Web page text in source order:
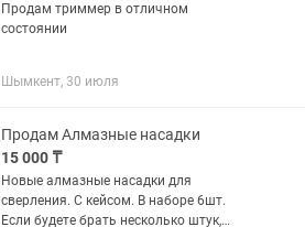
Продам триммер в отличном
состоянии
Шымкент, 30 июля
Продам Алмазные насадки
15 000 ₸
Новые алмазные насадки для
сверления. С кейсом. В наборе 6шт.
Если будете брать несколько штук,